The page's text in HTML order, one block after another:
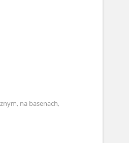
na basenach,